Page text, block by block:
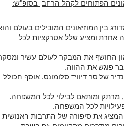
החושף את המבקר לעולם עשיר ומסקרן
של סר דיוויד סלומונס. אוסף הכולל
לכל המשפחה.
המציג את סיפורה של התרבות האנושית
מודרכים מתקיימים אף בשבת.
את המבקר לעולם התת מימי כאשר
לכל המשפחה.